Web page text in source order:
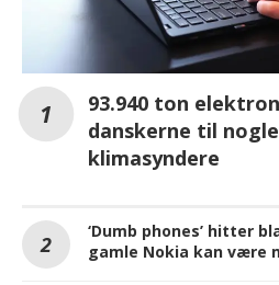
93.940 ton
danskerne til
klimasyndere
‘Dumb phones’ hitter
gamle Nokia kan være